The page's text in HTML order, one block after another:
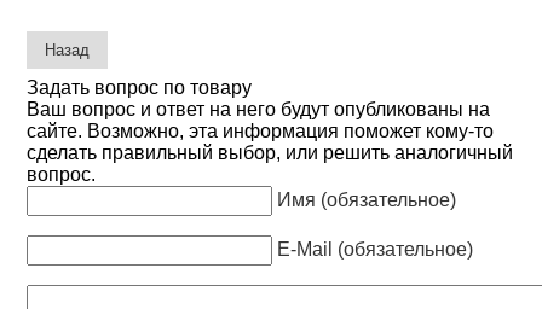
Задать вопрос по товару
Ваш вопрос и ответ на него будут опубликованы на
сайте. Возможно, эта информация поможет кому-то
сделать правильный выбор, или решить аналогичный
вопрос.
Имя (обязательное)
E-Mail (обязательное)